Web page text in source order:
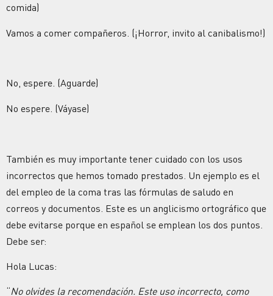
comida)
Vamos a comer compañeros. (¡Horror, invito al canibalismo!)
No, espere. (Aguarde)
No espere. (Váyase)
También es muy importante tener cuidado con los usos
incorrectos que hemos tomado prestados. Un ejemplo es el
del empleo de la coma tras las fórmulas de saludo en
correos y documentos. Este es un anglicismo ortográfico que
debe evitarse porque en español se emplean los dos puntos.
Debe ser:
Hola Lucas:
“No olvides la recomendación. Este uso incorrecto, como